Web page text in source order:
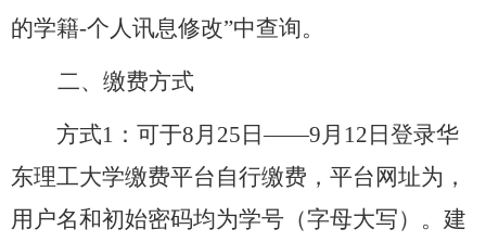
的学籍-个人讯息修改”中查询。
二、缴费方式
方式1 ：可于8月25日——9月 12 日登录华
东理工大学缴费平台自行缴费，平台网址为，
用户名和初始密码均为学号（字母大写）。建